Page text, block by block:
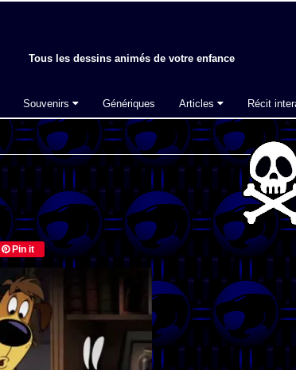
Tous les dessins animés de votre enfance
Souvenirs Génériques Articles Récit
Pin it